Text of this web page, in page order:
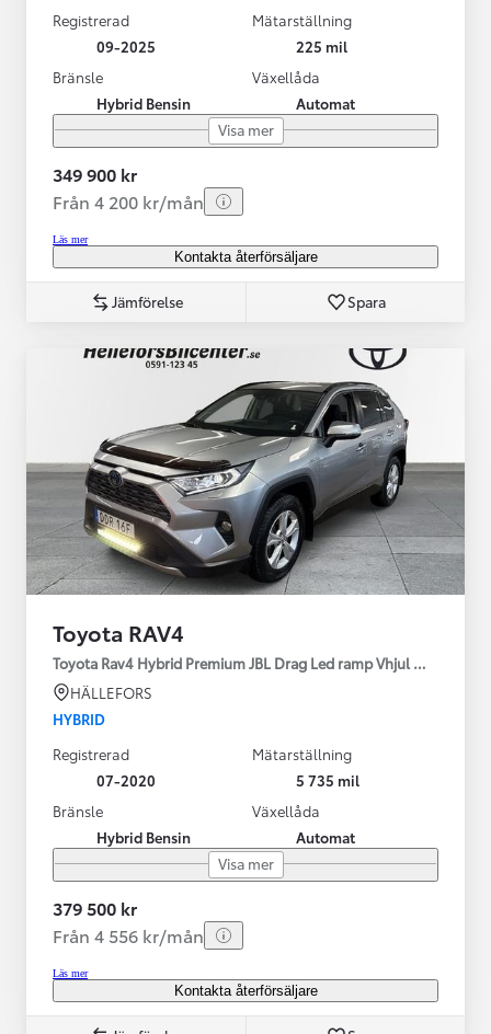
Registrerad
09-2025
Mätarställning
225 mil
Bränsle
Hybrid Bensin
Växellåda
Automat
Visa mer
349 900 kr
Från 4 200 kr/mån
Läs mer
Kontakta återförsäljare
Jämförelse Spara
Toyota RAV4
Toyota Rav4 Hybrid Premium JBL Drag Led ramp Vhjul motorv
HÄLLEFORS
HYBRID
Registrerad
07-2020
Mätarställning
5 735 mil
Bränsle
Hybrid Bensin
Växellåda
Automat
Visa mer
379 500 kr
Från 4 556 kr/mån
Läs mer
Kontakta återförsäljare